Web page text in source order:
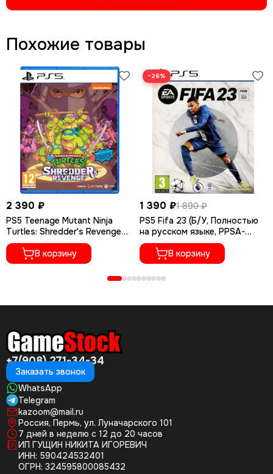
Похожие товары
2 390 ₽
PS5 Teenage Mutant Ninja
Turtles: Shredder's Revenge
(TMNT) (Б/У, Английская
версия, PPSA-06731)
В корзину
−26%
1 390 ₽1 890 ₽
PS5 Fifa 23 (Б/У, Полностью
на русском языке, PPSA-
06276)
В корзину
+7(908) 271-34-34
Заказать звонок
WhatsApp
Telegram
kazoom@mail.ru
Россия, Пермь, ул. Луначарского 101
7 дней в неделю с 12 до 20 часов
ИП ГУЩИН НИКИТА ИГОРЕВИЧ
ИНН: 590424532401
ОГРН: 324595800085432